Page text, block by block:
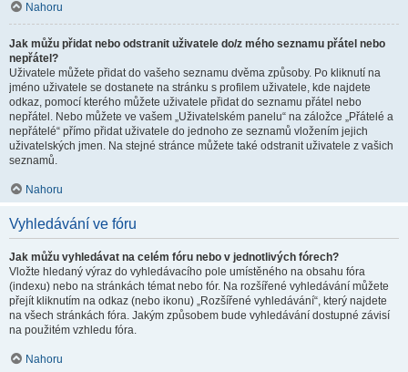
Nahoru
Jak můžu přidat nebo odstranit uživatele do/z mého seznamu přátel nebo
nepřátel?
Uživatele můžete přidat do vašeho seznamu dvěma způsoby. Po kliknutí na
jméno uživatele se dostanete na stránku s profilem uživatele, kde najdete
odkaz, pomocí kterého můžete uživatele přidat do seznamu přátel nebo
nepřátel. Nebo můžete ve vašem „Uživatelském panelu“ na záložce „Přátelé a
nepřátelé“ přímo přidat uživatele do jednoho ze seznamů vložením jejich
uživatelských jmen. Na stejné stránce můžete také odstranit uživatele z vašich
seznamů.
Nahoru
Vyhledávání ve fóru
Jak můžu vyhledávat na celém fóru nebo v jednotlivých fórech?
Vložte hledaný výraz do vyhledávacího pole umístěného na obsahu fóra
(indexu) nebo na stránkách témat nebo fór. Na rozšířené vyhledávání můžete
přejít kliknutím na odkaz (nebo ikonu) „Rozšířené vyhledávání“, který najdete
na všech stránkách fóra. Jakým způsobem bude vyhledávání dostupné závisí
na použitém vzhledu fóra.
Nahoru